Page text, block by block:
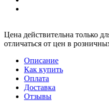
Цена действительна только
отличаться от цен в
Описание
Как купить
Оплата
Доставка
Отзывы